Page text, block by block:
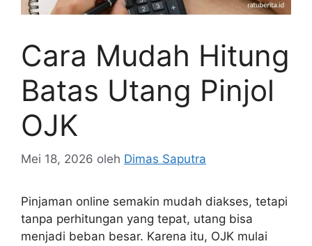
Cara Mudah Hitung
Batas Utang Pinjol
OJK
Mei 18, 2026 oleh Dimas Saputra
Pinjaman online semakin mudah diakses, tetapi
tanpa perhitungan yang tepat, utang bisa
menjadi beban besar. Karena itu, OJK mulai